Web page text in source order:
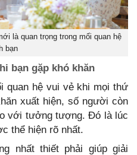
là quan trọng trong mối quan hệ
bạn
bạn gặp khó khăn
quan hệ vui vẻ khi mọi thứ
xuất hiện, số người còn
với tưởng tượng. Đó là lúc
thể hiện rõ nhất.
nhất thiết phải giúp giải